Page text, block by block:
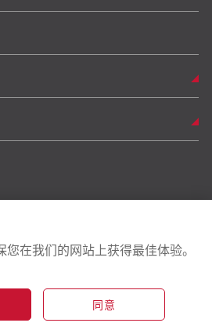
版权所有。
在我们的网站上获得最佳体验。
同意